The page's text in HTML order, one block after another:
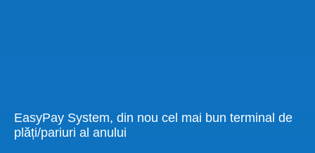
EasyPay System, din nou cel mai bun terminal de
plăți/pariuri al anului